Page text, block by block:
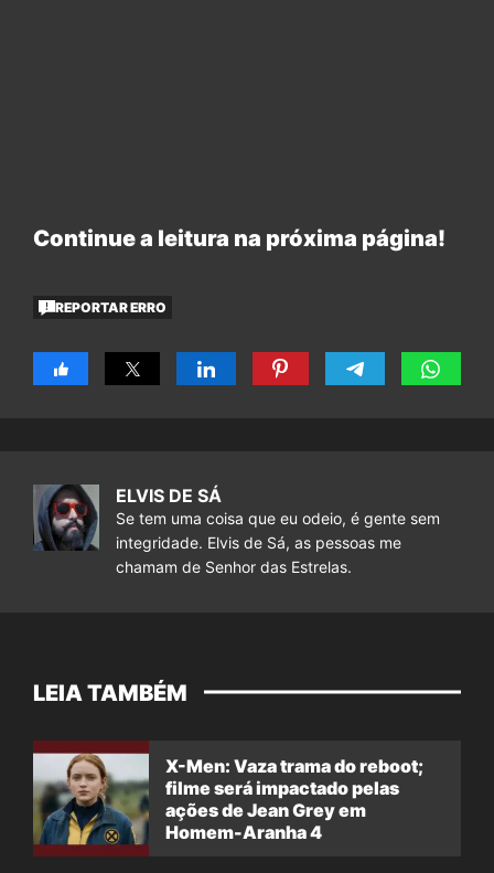
Continue a leitura na próxima página!
REPORTAR ERRO
ELVIS DE SÁ
Se tem uma coisa que eu odeio, é gente sem
integridade. Elvis de Sá, as pessoas me
chamam de Senhor das Estrelas.
LEIA TAMBÉM
X-Men: Vaza trama do reboot;
filme será impactado pelas
ações de Jean Grey em
Homem-Aranha 4